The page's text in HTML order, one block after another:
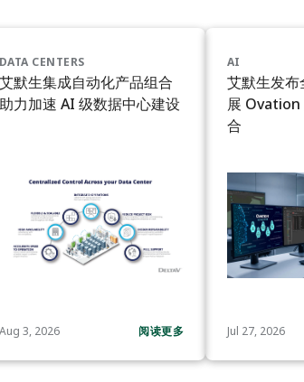
DATA CENTERS
艾默生集成自动化产品组合
助力加速 AI 级数据中心建设
Aug 3, 2026 阅读更多
AI
艾默生发
展 Ovation
合
Jul 27, 2026